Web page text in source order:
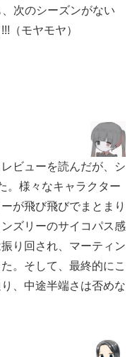
次のシーズンがない
（モヤモヤ）
ビューを読んだが、シ
。様々なキャラクター
が飛び飛びでまとまり
ズリーのサイコパス感
り回され、マーティン
。そして、最終的にこ
、中途半端さは否めな